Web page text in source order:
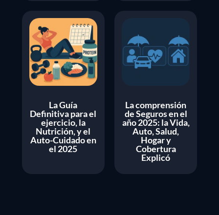
La Guía
Definitiva para el
ejercicio, la
Nutrición, y el
Auto-Cuidado en
el 2025
La comprensión
de Seguros en el
año 2025: la Vida,
Auto, Salud,
Hogar y
Cobertura
Explicó